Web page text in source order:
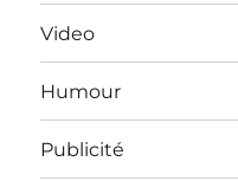
Video
Humour
Publicité